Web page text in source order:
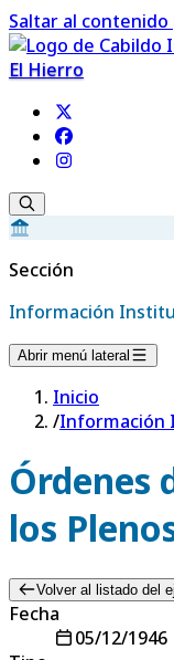
Saltar al contenido
El Hierro
Sección
Información
Abrir menú lateral
Inicio
/Información
Órdenes
los
Volver al listado del
Fecha
05/12/1946